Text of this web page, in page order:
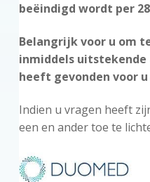
beëindigd wordt per
Belangrijk voor u om
inmiddels
heeft gevonden voor
Indien u vragen heeft
een en ander toe te